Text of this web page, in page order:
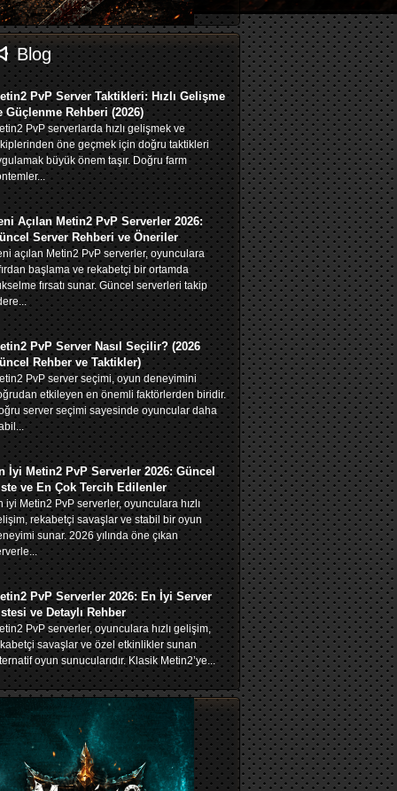
Blog
PvP Server Taktikleri: Hızlı Gelişme
Güçlenme Rehberi (2026)
PvP serverlarda hızlı gelişmek ve
öne geçmek için doğru taktikleri
büyük önem taşır. Doğru farm
Açılan Metin2 PvP Serverler 2026:
Server Rehberi ve Öneriler
açılan Metin2 PvP serverler, oyunculara
başlama ve rekabetçi bir ortamda
fırsatı sunar. Güncel serverleri takip
PvP Server Nasıl Seçilir? (2026
Rehber ve Taktikler)
PvP server seçimi, oyun deneyimini
etkileyen en önemli faktörlerden biridir.
server seçimi sayesinde oyuncular daha
İyi Metin2 PvP Serverler 2026: Güncel
ve En Çok Tercih Edilenler
iyi Metin2 PvP serverler, oyunculara hızlı
rekabetçi savaşlar ve stabil bir oyun
sunar. 2026 yılında öne çıkan
PvP Serverler 2026: En İyi Server
ve Detaylı Rehber
PvP serverler, oyunculara hızlı gelişim,
savaşlar ve özel etkinlikler sunan
oyun sunucularıdır. Klasik Metin2’ye...